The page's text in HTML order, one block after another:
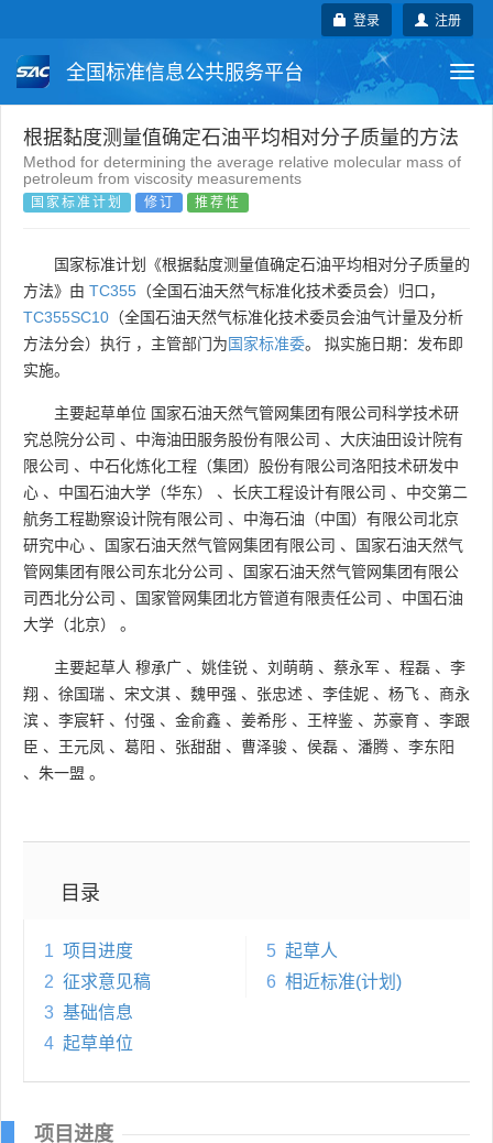
注册
登录
全国标准信息公共服务平台
国家标准 行业标准 地方标准
团体标准 企业标准
根据黏度测量值确定石油平均相对分子质量的方法
Method for determining the average relative molecular mass of
petroleum from viscosity measurements
国家标准计划 修订 推荐性
国家标准计划《根据黏度测量值确定石油平均相对分子质量的
方法》由 TC355 （全国石油天然气标准化技术委员会）归口，
TC355SC10 （全国石油天然气标准化技术委员会油气计量及分析
方法分会）执行 ，主管部门为国家标准委。 拟实施日期：发布即
实施。
主要起草单位 国家石油天然气管网集团有限公司科学技术研
究总院分公司 、 中海油田服务股份有限公司 、 大庆油田设计院有
限公司 、 中石化炼化工程（集团）股份有限公司洛阳技术研发中
心 、 中国石油大学（华东） 、 长庆工程设计有限公司 、 中交第二
航务工程勘察设计院有限公司 、 中海石油（中国）有限公司北京
研究中心 、 国家石油天然气管网集团有限公司 、
国家石油天然气
管网集团有限公司东北分公司 、
国家石油天然气管网集团有限公
司西北分公司 、 国家管网集团北方管道有限责任公司 、 中国石油
大学（北京）
。
主要起草人 穆承广 、 姚佳锐 、 刘萌萌 、 蔡永军 、 程磊 、 李
翔 、 徐国瑞 、 宋文淇 、 魏甲强 、 张忠述 、 李佳妮 、 杨飞 、 商永
滨 、 李宸轩 、 付强 、 金俞鑫 、 姜希彤 、 王梓鉴 、 苏豪育 、 李跟
臣 、 王元凤 、 葛阳 、 张甜甜 、 曹泽骏 、 侯磊 、 潘腾 、 李东阳
、 朱一盟 。
目录
1 项目进度
2 征求意见稿
3 基础信息
4 起草单位
5 起草人
6 相近标准(计划)
项目进度